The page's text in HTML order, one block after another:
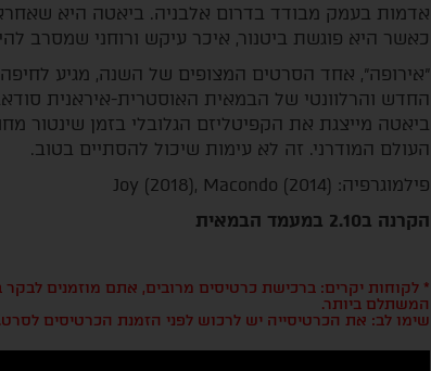
אדמות בעמק מבודד בדרום אלבניה. ביאטה היא
כאשר היא פוגשת ביטנור, איכר עיקש ורוחני שמסרב
"אירופה", אחד הסרטים המצופים של השנה, מגיע
החדש והרלוונטי של הבמאית האוסטרית-איראנית
ביאטה מייצגת את הקפיטליזם הגלובלי בזמן שינטור
העולם המודרני. זה לא עימות שיכול להסתיים בטוב.
פילמוגרפיה: Joy (2018), Macondo (2014)
הקרנה ב2.10 במעמד הבמאית
* לקוחות יקרים: ברכישת כרטיסים מרובים, אתם מוזמנים
המשתלם ביותר.
שימו לב: את הכרטיסייה יש לרכוש לפני הזמנת הכרטיסים לסרט.